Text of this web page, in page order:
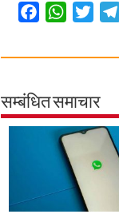
c
b
o
W
a
s
A
p
p
i
t
e
r
सम्बंधित समाचार